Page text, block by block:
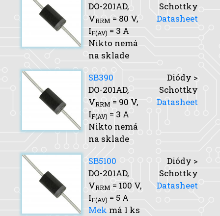
DO-201AD,
VRRM = 80 V,
IF(AV) = 3 A
Nikto nemá
na sklade
Schottky
Datasheet
SB390
DO-201AD,
VRRM = 90 V,
IF(AV) = 3 A
Nikto nemá
na sklade
Diódy >
Schottky
Datasheet
SB5100
DO-201AD,
VRRM = 100 V,
IF(AV) = 5 A
Mek má 1 ks
Diódy >
Schottky
Datasheet